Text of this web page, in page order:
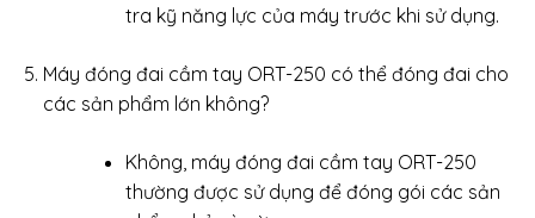
tra kỹ năng lực của máy trước khi sử dụng.
Máy đóng đai cầm tay ORT-250 có thể đóng đai cho
các sản phẩm lớn không?
Không, máy đóng đai cầm tay ORT-250
thường được sử dụng để đóng gói các sản